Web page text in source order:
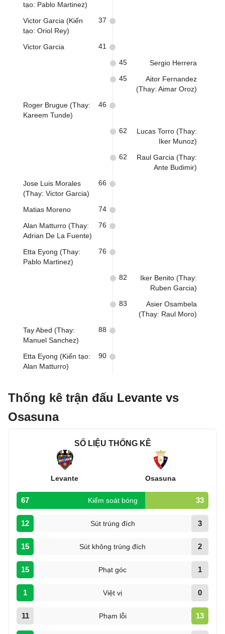
tạo: Pablo Martinez)
Victor Garcia (Kiến
tạo: Oriol Rey)
37
Victor Garcia 41
Sergio Herrera
45
Aitor Fernandez
(Thay: Aimar Oroz)
45
Roger Brugue (Thay:
Kareem Tunde)
46
Lucas Torro (Thay:
Iker Munoz)
62
Raul Garcia (Thay:
Ante Budimir)
62
Jose Luis Morales
(Thay: Victor Garcia)
66
Matias Moreno 74
Alan Matturro (Thay:
Adrian De La Fuente)
76
Etta Eyong (Thay:
Pablo Martinez)
76
Iker Benito (Thay:
Ruben Garcia)
82
Asier Osambela
(Thay: Raul Moro)
83
Tay Abed (Thay:
Manuel Sanchez)
88
Etta Eyong (Kiến tạo:
Alan Matturro)
90
Thống kê trận đấu Levante vs
Osasuna
SỐ LIỆU THỐNG KÊ
Levante Osasuna
67 Kiểm soát bóng 33
12 Sút trúng đích 3
15 Sút không trúng đích 2
15 Phạt góc 1
1 Việt vị 0
11 Phạm lỗi 13